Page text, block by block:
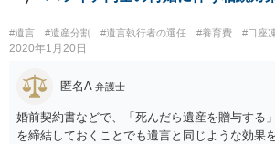
#遺言 #遺産分割 #遺言執行者の選任 #養育費 #口座
2020年1月20日
匿名A 弁護士
婚前契約書などで、「死んだら遺産を贈与する
を締結しておくことでも遺言と同じような効果